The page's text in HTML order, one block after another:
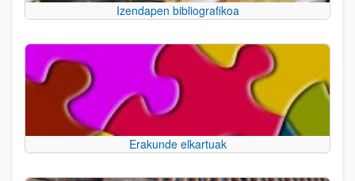
Izendapen bibliografikoa
Erakunde elkartuak